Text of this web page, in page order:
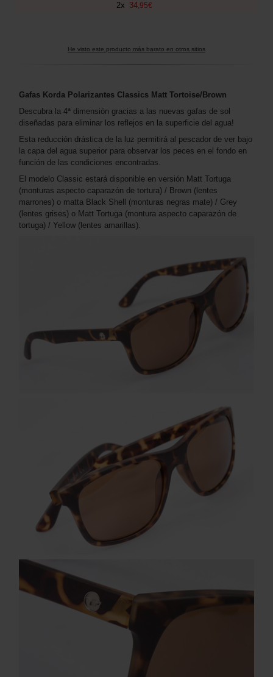
2x 34 95€
He visto este producto más barato en otros sitios
Gafas Korda Polarizantes Classics Matt Tortoise/Brown
Descubra la 4ª dimensión gracias a las nuevas gafas de sol
diseñadas para eliminar los reflejos en la superficie del agua!
Esta reducción drástica de la luz permitirá al pescador de ver bajo
la capa del agua superior para observar los peces en el fondo en
función de las condiciones encontradas.
El modelo Classic estará disponible en versión Matt Tortuga
(monturas aspecto caparazón de tortura) / Brown (lentes
marrones) o matta Black Shell (monturas negras mate) / Grey
(lentes grises) o Matt Tortuga (montura aspecto caparazón de
tortuga) / Yellow (lentes amarillas).